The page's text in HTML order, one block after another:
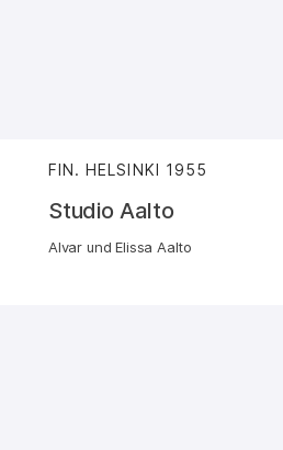
FIN. HELSINKI 1955
Studio Aalto
Alvar und Elissa Aalto